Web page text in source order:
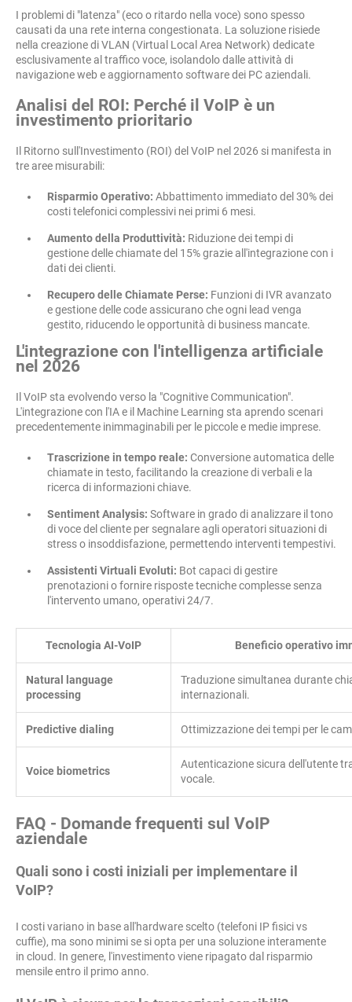
I problemi di "latenza" (eco o ritardo nella voce) sono spesso
causati da una rete interna congestionata. La soluzione risiede
nella creazione di VLAN (Virtual Local Area Network) dedicate
esclusivamente al traffico voce, isolandolo dalle attività di
navigazione web e aggiornamento software dei PC aziendali.
Analisi del ROI: Perché il VoIP è un
investimento prioritario
Il Ritorno sull'Investimento (ROI) del VoIP nel 2026 si manifesta in
tre aree misurabili:
Risparmio Operativo: Abbattimento immediato del 30% dei
costi telefonici complessivi nei primi 6 mesi.
Aumento della Produttività: Riduzione dei tempi di
gestione delle chiamate del 15% grazie all'integrazione con i
dati dei clienti.
Recupero delle Chiamate Perse: Funzioni di IVR avanzato
e gestione delle code assicurano che ogni lead venga
gestito, riducendo le opportunità di business mancate.
L'integrazione con l'intelligenza artificiale
nel 2026
Il VoIP sta evolvendo verso la "Cognitive Communication".
L'integrazione con l'IA e il Machine Learning sta aprendo scenari
precedentemente inimmaginabili per le piccole e medie imprese.
Trascrizione in tempo reale: Conversione automatica delle
chiamate in testo, facilitando la creazione di verbali e la
ricerca di informazioni chiave.
Sentiment Analysis: Software in grado di analizzare il tono
di voce del cliente per segnalare agli operatori situazioni di
stress o insoddisfazione, permettendo interventi tempestivi.
Assistenti Virtuali Evoluti: Bot capaci di gestire
prenotazioni o fornire risposte tecniche complesse senza
l'intervento umano, operativi 24/7.
Tecnologia AI-VoIP Beneficio operativo
Natural language
processing
Traduzione simultanea durante
internazionali.
Predictive dialing Ottimizzazione dei tempi per le
Voice biometrics
Autenticazione sicura dell'utente
vocale.
FAQ - Domande frequenti sul VoIP
aziendale
Quali sono i costi iniziali per implementare il
VoIP?
I costi variano in base all'hardware scelto (telefoni IP fisici vs
cuffie), ma sono minimi se si opta per una soluzione interamente
in cloud. In genere, l'investimento viene ripagato dal risparmio
mensile entro il primo anno.